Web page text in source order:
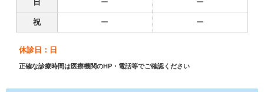
日 ー ー
祝 ー ー
休診日：日
正確な診療時間は医療機関のHP・電話等でご確認ください